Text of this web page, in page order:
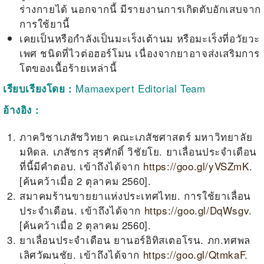
ร่างกายได้ นอกจากนี้ มีรายงานการเกิดตับอักเสบจาก
การใช้ยานี้
เคยเป็นหรือกำลังเป็นมะเร็งเต้านม หรือมะเร็งที่อวัยวะ
เพศ ชนิดที่ไวต่อฮอร์โมน เนื่องจากยาอาจส่งเสริมการ
โตของเนื้อร้ายเหล่านี้
เรียบเรียงโดย : Mamaexpert Editorial Team
อ้างอิง :
ภาควิชาเภสัชวิทยา คณะเภสัชศาสตร์ มหาวิทยาลัย
มหิดล. เภสัชกร สุรศักดิ์ วิชัยโย. ยาเลื่อนประจำเดือน
ที่นี้มีคำตอบ. เข้าถึงได้จาก https://goo.gl/yVSZmK.
[ค้นคว้าเมื่อ2 ตุลาคม 2560].
สมาคมร้านขายยาแห่งประเทศไทย. การใช้ยาเลื่อน
ประจำเดือน. เข้าถึงได้จาก https://goo.gl/DqWsgv.
[ค้นคว้าเมื่อ 2 ตุลาคม 2560].
ยาเลื่อนประจำเดือน ยานอร์อิทิสเตอโรน. ภก.ทศพล
เลิศวัฒนชัย. เข้าถึงได้จาก https://goo.gl/QtmkaF.